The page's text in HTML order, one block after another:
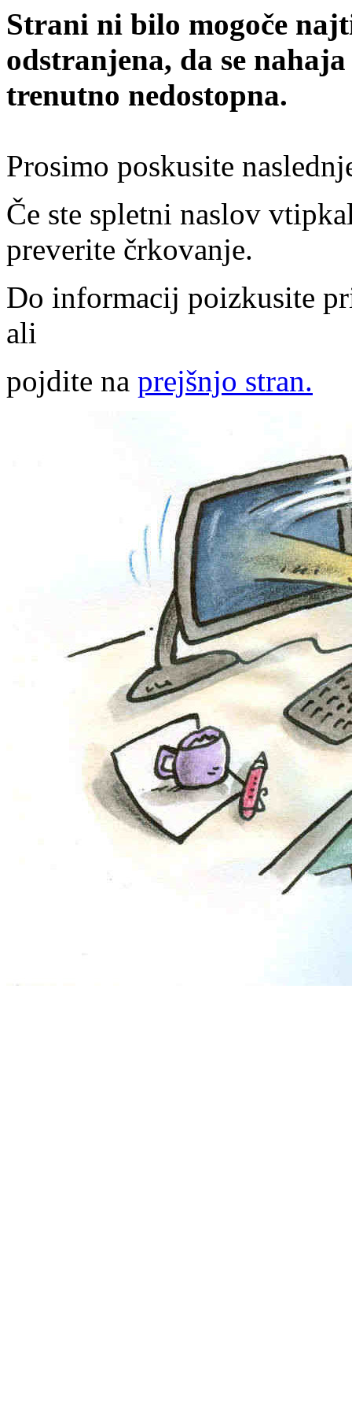
Strani ni bilo mogoče
odstranjena, da se
trenutno nedostopna.
Prosimo poskusite
Če ste spletni naslov
preverite črkovanje.
Do informacij poizkusite
ali
pojdite na prejšnjo stran.